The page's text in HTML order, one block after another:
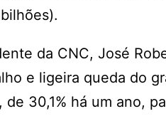
da CNC, José
e ligeira queda do
de 30,1% há um ano,